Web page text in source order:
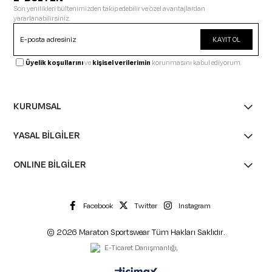
Son yenilikleri bültenimizden takip edebilir ve özel avantajlardan
yararlanabilirsiniz.
KAYIT OL
Üyelik koşullarınıvekişisel verilerimin korunmasını kabul ediyorum.
KURUMSAL
YASAL BİLGİLER
ONLINE BİLGİLER
Facebook Twitter Instagram
© 2026 Maraton Sportswear Tüm Hakları Saklıdır.